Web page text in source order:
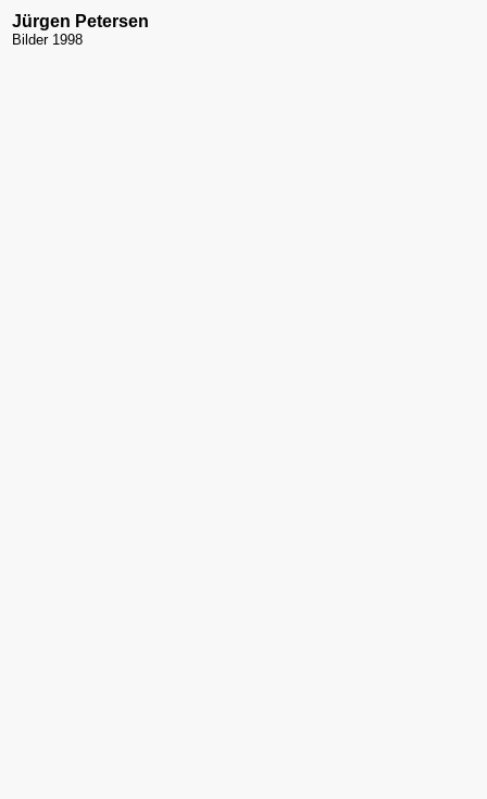
Jürgen Petersen
Bilder 1998